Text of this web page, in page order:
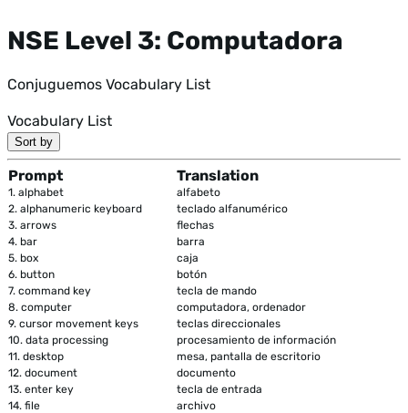
NSE Level 3: Computadora
Conjuguemos Vocabulary List
Vocabulary List
Sort by
Prompt Translation
1. alphabet
alfabeto
2. alphanumeric keyboard
teclado alfanumérico
3. arrows
flechas
4. bar
barra
5. box
caja
6. button
botón
7. command key
tecla de mando
8. computer
computadora, ordenador
9. cursor movement keys
teclas direccionales
10. data processing
procesamiento de información
11. desktop
mesa, pantalla de escritorio
12. document
documento
13. enter key
tecla de entrada
14. file
archivo